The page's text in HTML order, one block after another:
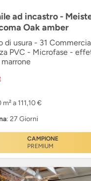
ad incastro -
Oak amber
di usura - 31
PVC - Microfase -
a 111,10 €
: 27 Giorni
CAMPIONE
PREMIUM